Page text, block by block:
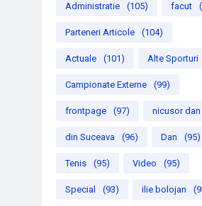
Administratie (105) facut
Parteneri Articole (104)
Actuale (101) Alte Sporturi
Campionate Externe (99)
frontpage (97) nicusor dan
din Suceava (96) Dan (95)
Tenis (95) Video (95)
Special (93) ilie bolojan